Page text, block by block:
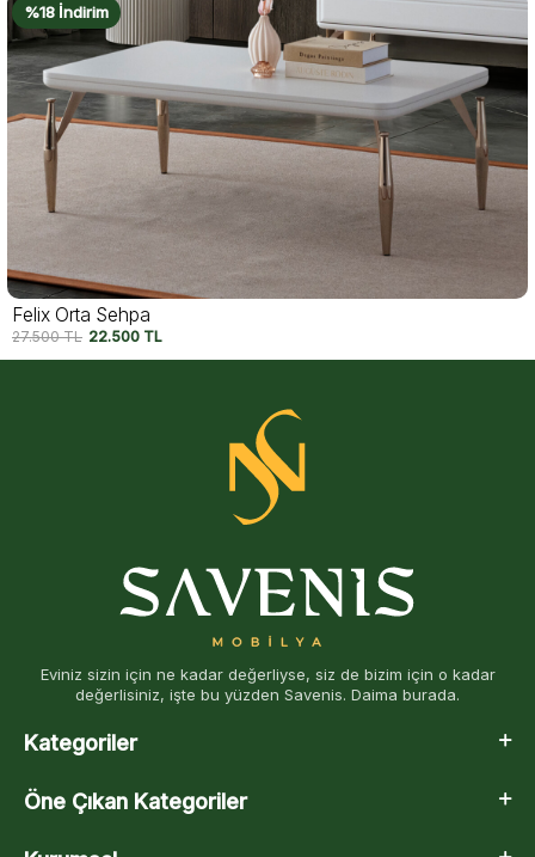
%16 İndirim
Luma Orta Sehpa
20.950TL 17.500TL
Eviniz sizin için ne kadar değerliyse, siz de bizim için o kadar
değerlisiniz, işte bu yüzden Savenis. Daima burada.
Kategoriler
Öne Çıkan Kategoriler